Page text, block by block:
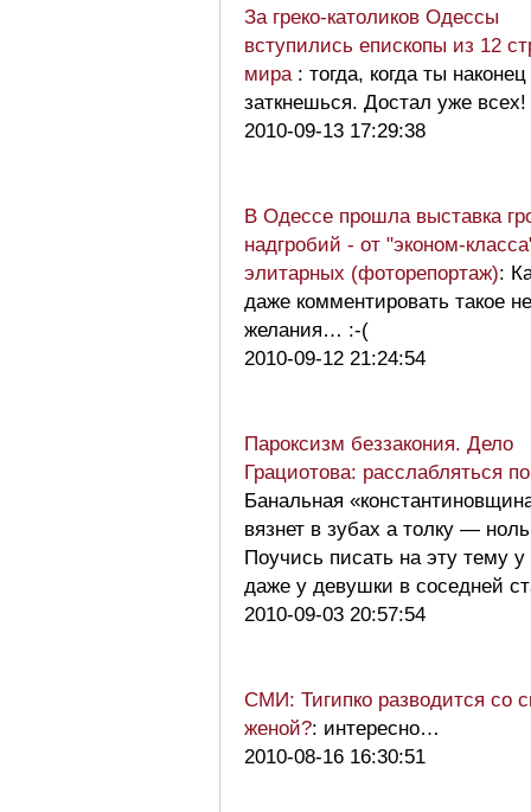
За греко-католиков Одессы
вступились епископы из 12
мира : тогда, когда ты наконец
заткнешься. Достал уже всех!
2010-09-13 17:29:38
В Одессе прошла выставка
надгробий - от "эконом-
элитарных (фоторепортаж):
даже комментировать такое
желания… :-(
2010-09-12 21:24:54
Пароксизм беззакония. Дело
Грациотова: расслабляться
Банальная
вязнет в зубах а толку —
Поучись писать на эту тему у
даже у девушки в соседней
2010-09-03 20:57:54
СМИ: Тигипко разводится со
женой?: интересно…
2010-08-16 16:30:51